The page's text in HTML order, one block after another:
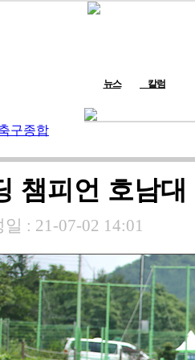
뉴스 칼럼
구종합
챔피언 호남
일 : 21-07-02 14:01